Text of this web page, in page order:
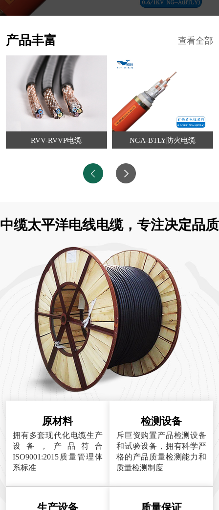
查看全部
产品丰富
RVV-RVVP电缆 NGA-BTLY防火电缆
中缆太平洋电线电缆，专注决定品质
原材料
拥有多套现代化电缆生产
设备，产品符合
ISO9001:2015质量管理体
系标准
检测设备
斥巨资购置产品检测设备
和试验设备，拥有科学严
格的产品质量检测能力和
质量检测制度
生产设备 质量保证